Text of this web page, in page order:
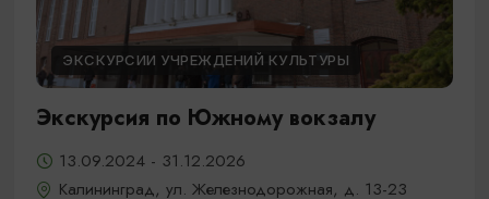
ЭКСКУРСИИ УЧРЕЖДЕНИЙ КУЛЬТУРЫ
Экскурсия по Южному вокзалу
13.09.2024 - 31.12.2026
Калининград, ул. Железнодорожная, д. 13-23